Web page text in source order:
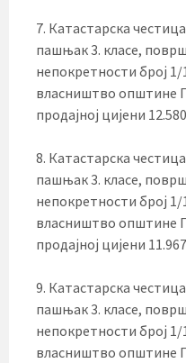
7. Катастарска
пашњак 3. класе,
непокретности број 1/
власништво општине
продајној цијени
8. Катастарска
пашњак 3. класе,
непокретности број 1/
власништво општине
продајној цијени
9. Катастарска
пашњак 3. класе,
непокретности број 1/
власништво општине